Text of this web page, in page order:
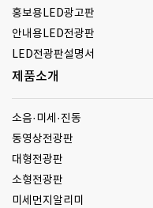
홍보용LED광고판
안내용LED전광판
LED전광판설명서
제품소개
소음·미세·진동
동영상전광판
대형전광판
소형전광판
미세먼지알리미